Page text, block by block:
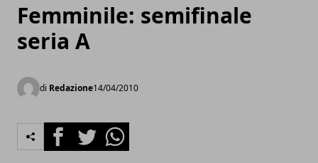
Femminile: semifinale
seria A
di Redazione14/04/2010
FacebookTwitterWhatsapp